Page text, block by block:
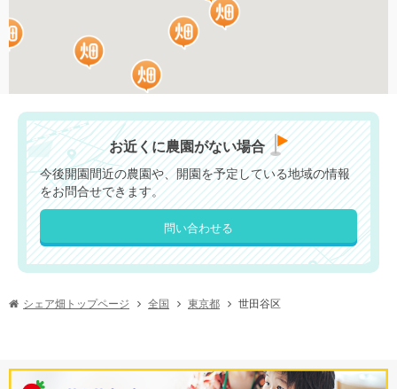
お近くに農園がない場合
今後開園間近の農園や、開園を予定している地域の情報
をお問合せできます。
問い合わせる
シェア畑トップページ 全国 東京都 世田谷区